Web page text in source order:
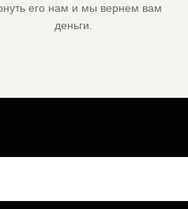
его нам и мы вернем вам
деньги.